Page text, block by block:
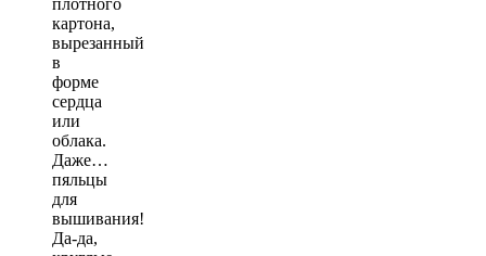
картона,
вырезанный
в
форме
сердца
или
облака.
Даже…
пяльцы
для
вышивания!
Да-да,